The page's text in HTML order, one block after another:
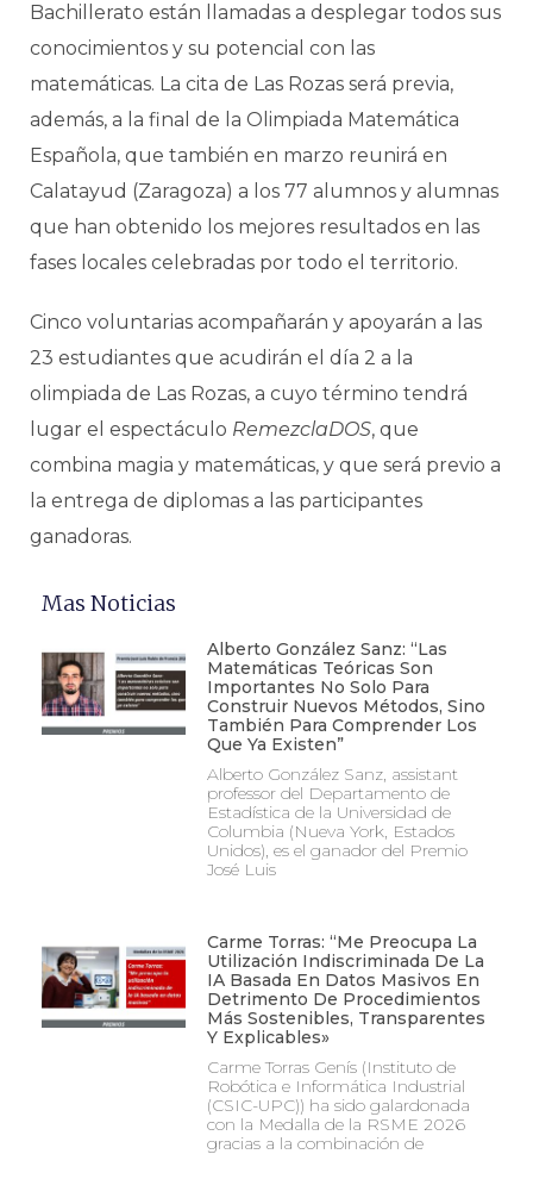
Bachillerato están llamadas a desplegar todos sus
conocimientos y su potencial con las
matemáticas. La cita de Las Rozas será previa,
además, a la final de la Olimpiada Matemática
Española, que también en marzo reunirá en
Calatayud (Zaragoza) a los 77 alumnos y alumnas
que han obtenido los mejores resultados en las
fases locales celebradas por todo el territorio.
Cinco voluntarias acompañarán y apoyarán a las
23 estudiantes que acudirán el día 2 a la
olimpiada de Las Rozas, a cuyo término tendrá
lugar el espectáculo RemezclaDOS, que
combina magia y matemáticas, y que será previo a
la entrega de diplomas a las participantes
ganadoras.
Mas Noticias
Alberto González Sanz: “Las
Matemáticas Teóricas Son
Importantes No Solo Para
Construir Nuevos Métodos, Sino
También Para Comprender Los
Que Ya Existen”
Alberto González Sanz, assistant
professor del Departamento de
Estadística de la Universidad de
Columbia (Nueva York, Estados
Unidos), es el ganador del Premio
José Luis
Carme Torras: “Me Preocupa La
Utilización Indiscriminada De La
IA Basada En Datos Masivos En
Detrimento De Procedimientos
Más Sostenibles, Transparentes
Y Explicables»
Carme Torras Genís (Instituto de
Robótica e Informática Industrial
(CSIC-UPC)) ha sido galardonada
con la Medalla de la RSME 2026
gracias a la combinación de